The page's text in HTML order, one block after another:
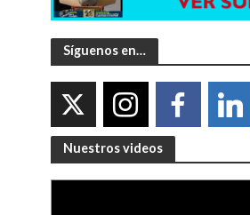
Síguenos en…
Nuestros videos